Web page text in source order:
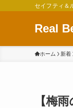
セイフティ＆
Real
ホーム 新着
【梅